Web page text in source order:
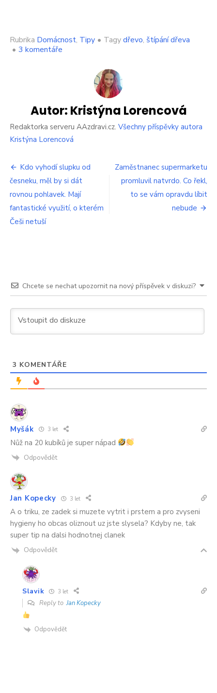
Rubrika Domácnost, Tipy • Tagydřevo, štípání dřeva
• 3 komentáře
štípou
dřevo
bez
sekyry.
to
fantastický
trik,
přitom
snadný,
naučte
Autor: Kristýna Lorencová
Redaktorka serveru AAzdravi.cz. Všechny příspěvky autora
Kristýna Lorencová
Navigace
pro
příspěvek
Kdo vyhodí slupku od
česneku, měl by si dát
rovnou pohlavek. Mají
fantastické využití, o kterém
Češi netuší
Zaměstnanec supermarketu
promluvil natvrdo. Co řekl,
to se vám opravdu líbit
nebude
Chcete se nechat upozornit na nový příspěvek v diskuzi?
3 KOMENTÁŘE
Myšák 3 let
Nůž na 20 kubíků je super nápad
Odpovědět
Jan Kopecky 3 let
A o triku, ze zadek si muzete vytrit i prstem a pro zvyseni
hygieny ho obcas oliznout uz jste slysela? Kdyby ne, tak
super tip na dalsi hodnotnej clanek
Odpovědět
Slavik 3 let
Reply toJan Kopecky
Odpovědět